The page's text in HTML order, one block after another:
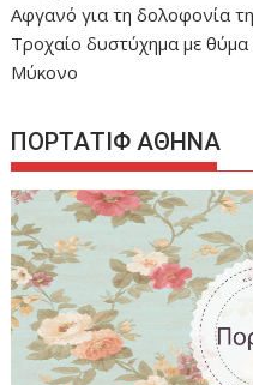
Αφγανό για τη δολοφονία
Τροχαίο δυστύχημα με
Μύκονο
ΠΟΡΤΑΤΙΦ ΑΘΗΝΑ